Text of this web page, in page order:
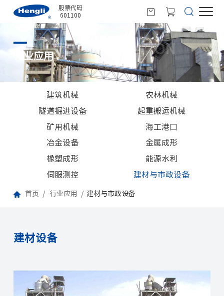
股票代码
601100
INDUSTRY APPLICATION
行业应用
建筑机械
农林机械
隧道掘进设备
起重搬运机械
矿用机械
海工港口
冶金设备
金属成形
橡塑成形
能源水利
伺服测控
建材与市政设备
首页 行业应用 建材与市政设备
建材设备